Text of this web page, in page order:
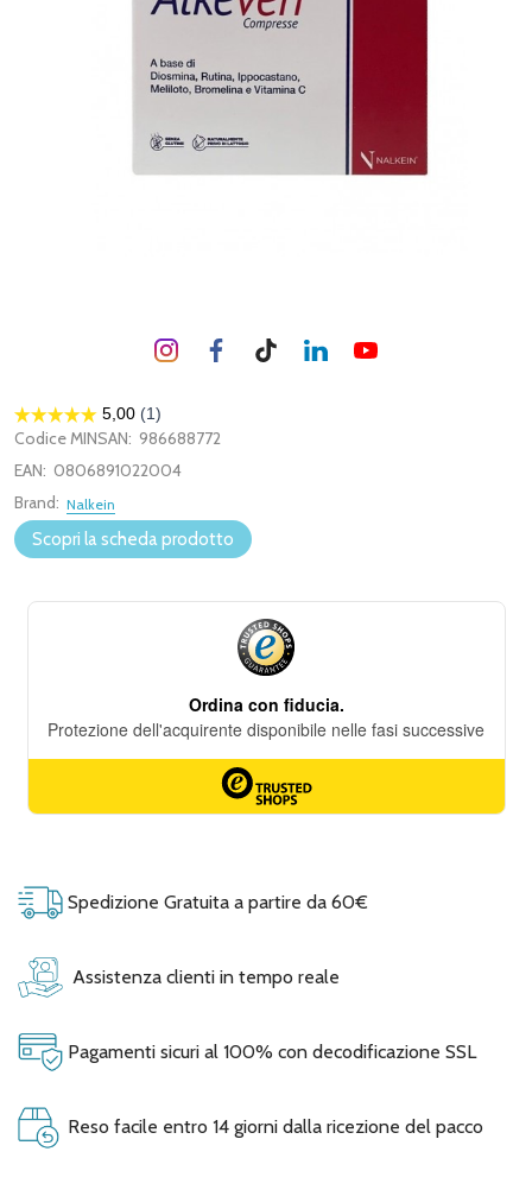
Codice MINSAN: 986688772
EAN: 0806891022004
Brand: Nalkein
Scopri la scheda prodotto
Spedizione Gratuita a partire da 60€
Assistenza clienti in tempo reale
Pagamenti sicuri al 100% con decodificazione SSL
Reso facile entro 14 giorni dalla ricezione del pacco